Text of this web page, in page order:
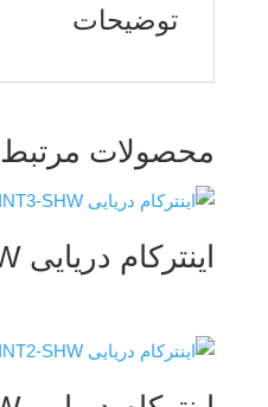
توضیحات
محصولات مرتبط
اینترکام دریایی INT3-SHW